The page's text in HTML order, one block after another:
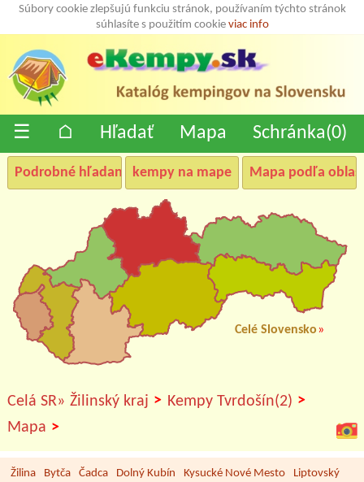
Súbory cookie zlepšujú funkciu stránok, používaním týchto stránok
súhlasíte s použitím cookie viac info
☰ ⌂ Hľadať Mapa Schránka(0)
Podrobné hľadanie kempy na mape Mapa podľa
Celé Slovensko»
Celá SR» Žilinský kraj > Kempy Tvrdošín(2) >
Mapa >
Žilina Bytča Čadca Dolný Kubín Kysucké Nové Mesto
Liptovský